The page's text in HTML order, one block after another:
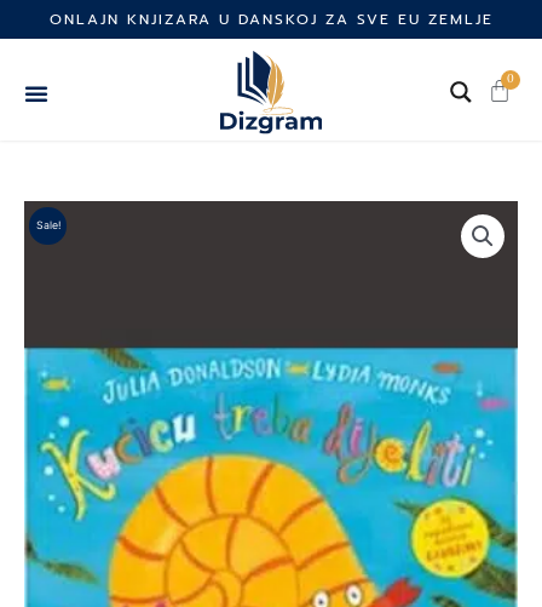
to
ONLAJN KNJIZARA U DANSKOJ ZA SVE EU ZEMLJE
0
Cart
Sale!